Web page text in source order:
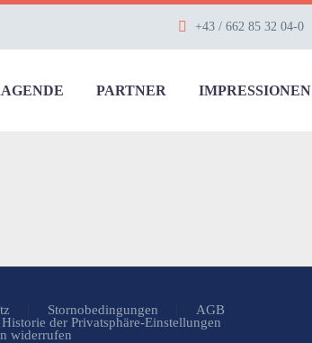
+43 / 662 85 32 04-0
PARTNER IMPRESSIONEN
Stornobedingungen
AGB
Historie der Privatsphäre-Einstellungen
widerrufen